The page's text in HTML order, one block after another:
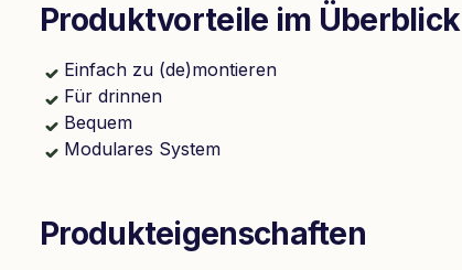
Produktvorteile im Überblick
Einfach zu (de)montieren
Für drinnen
Bequem
Modulares System
Produkteigenschaften